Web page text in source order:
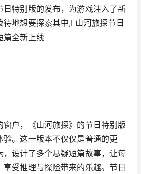
日特别版的发布，为游戏注入了新
地想要探索其中,I 山河旅探节日
篇全新上线
户，《山河旅探》的节日特别版
验。这一版本不仅仅是普通的更
，设计了多个悬疑短篇故事，让每
受推理与探险带来的乐趣。节日